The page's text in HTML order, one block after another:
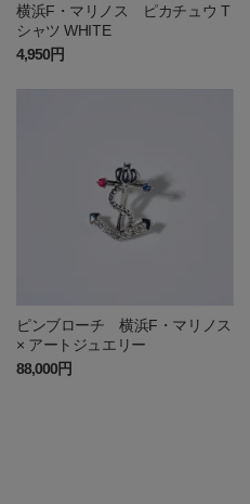
横浜F・マリノス ピカチュウ T
シャツ WHITE
4,950円
ピンブローチ 横浜F・マリノス
× アートジュエリー
88,000円